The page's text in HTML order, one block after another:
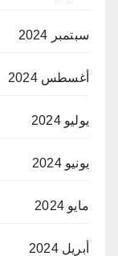
سبتمبر 2024
أغسطس 2024
يوليو 2024
يونيو 2024
مايو 2024
أبريل 2024